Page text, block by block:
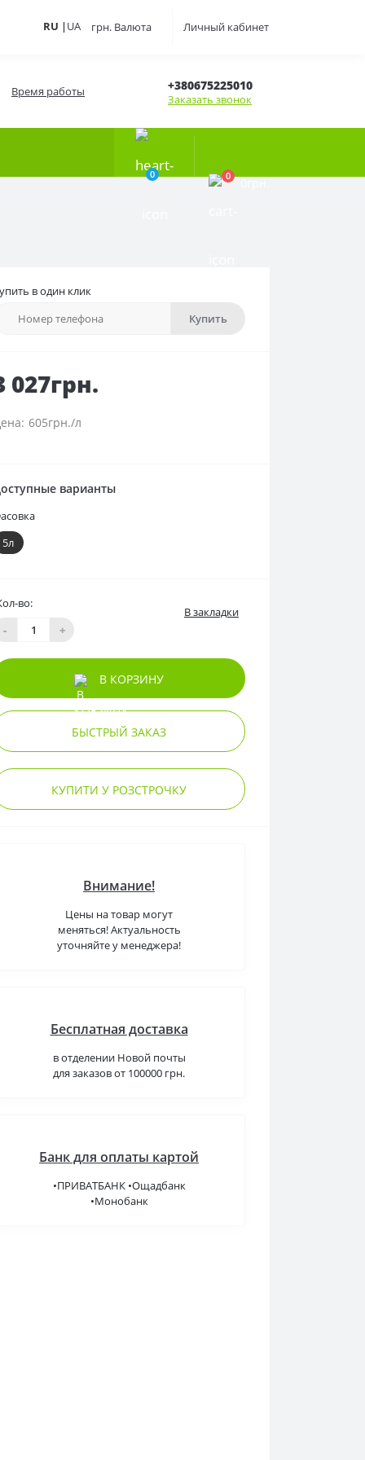
RU | UA грн. Валюта Личный кабинет
Время работы +380675225010
Заказать звонок
0 0
в один клик
Купить
027грн.
605грн./л
варианты
5л
во:
-
+
В закладки
В КОРЗИНУ
БЫСТРЫЙ ЗАКАЗ
КУПИТИ У РОЗСТРОЧКУ
Внимание!
Цены на товар могут
меняться! Актуальность
уточняйте у менеджера!
Бесплатная доставка
в отделении Новой почты
для заказов от 100000 грн.
Банк для оплаты картой
•ПРИВАТБАНК •Ощадбанк
•Монобанк